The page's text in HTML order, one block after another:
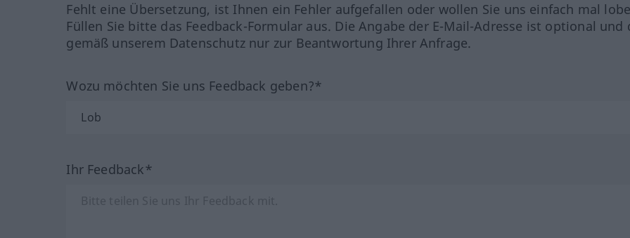
Fehlt eine Übersetzung, ist Ihnen ein Fehler aufgefallen oder wollen Sie uns einfach mal
Füllen Sie bitte das Feedback-Formular aus. Die Angabe der E-Mail-Adresse ist optional und
gemäß unserem Datenschutz nur zur Beantwortung Ihrer Anfrage.
Wozu möchten Sie uns Feedback geben?*
Ihr Feedback*